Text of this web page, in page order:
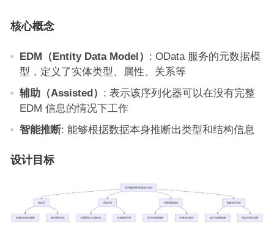
核心概念
EDM（Entity Data Model） : OData 服务的元数据模
型，定义了实体类型、属性、关系等
辅助（Assisted） : 表示该序列化器可以在没有完整
EDM 信息的情况下工作
智能推断: 能够根据数据本身推断出类型和结构信息
设计目标